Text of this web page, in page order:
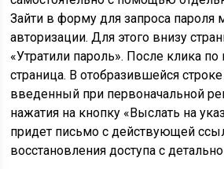
Зайти в форму для запроса пароля
авторизации. Для этого внизу
«Утратили пароль». После клика по
страница. В отобразившейся
введенный при первоначальной
нажатия на кнопку «Выслать на
придет письмо с действующей
восстановления доступа с